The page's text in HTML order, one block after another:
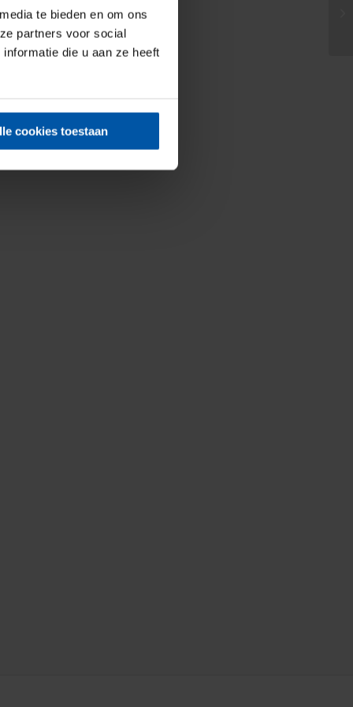
te bieden en om ons
partners voor social
die u aan ze heeft
cookies toestaan